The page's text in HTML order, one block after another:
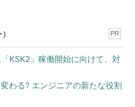
PR
KSK2」稼働開始に向けて、対
わる? エンジニアの新たな役割